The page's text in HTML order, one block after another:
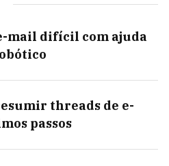
mail difícil com ajuda
threads de e-
passos